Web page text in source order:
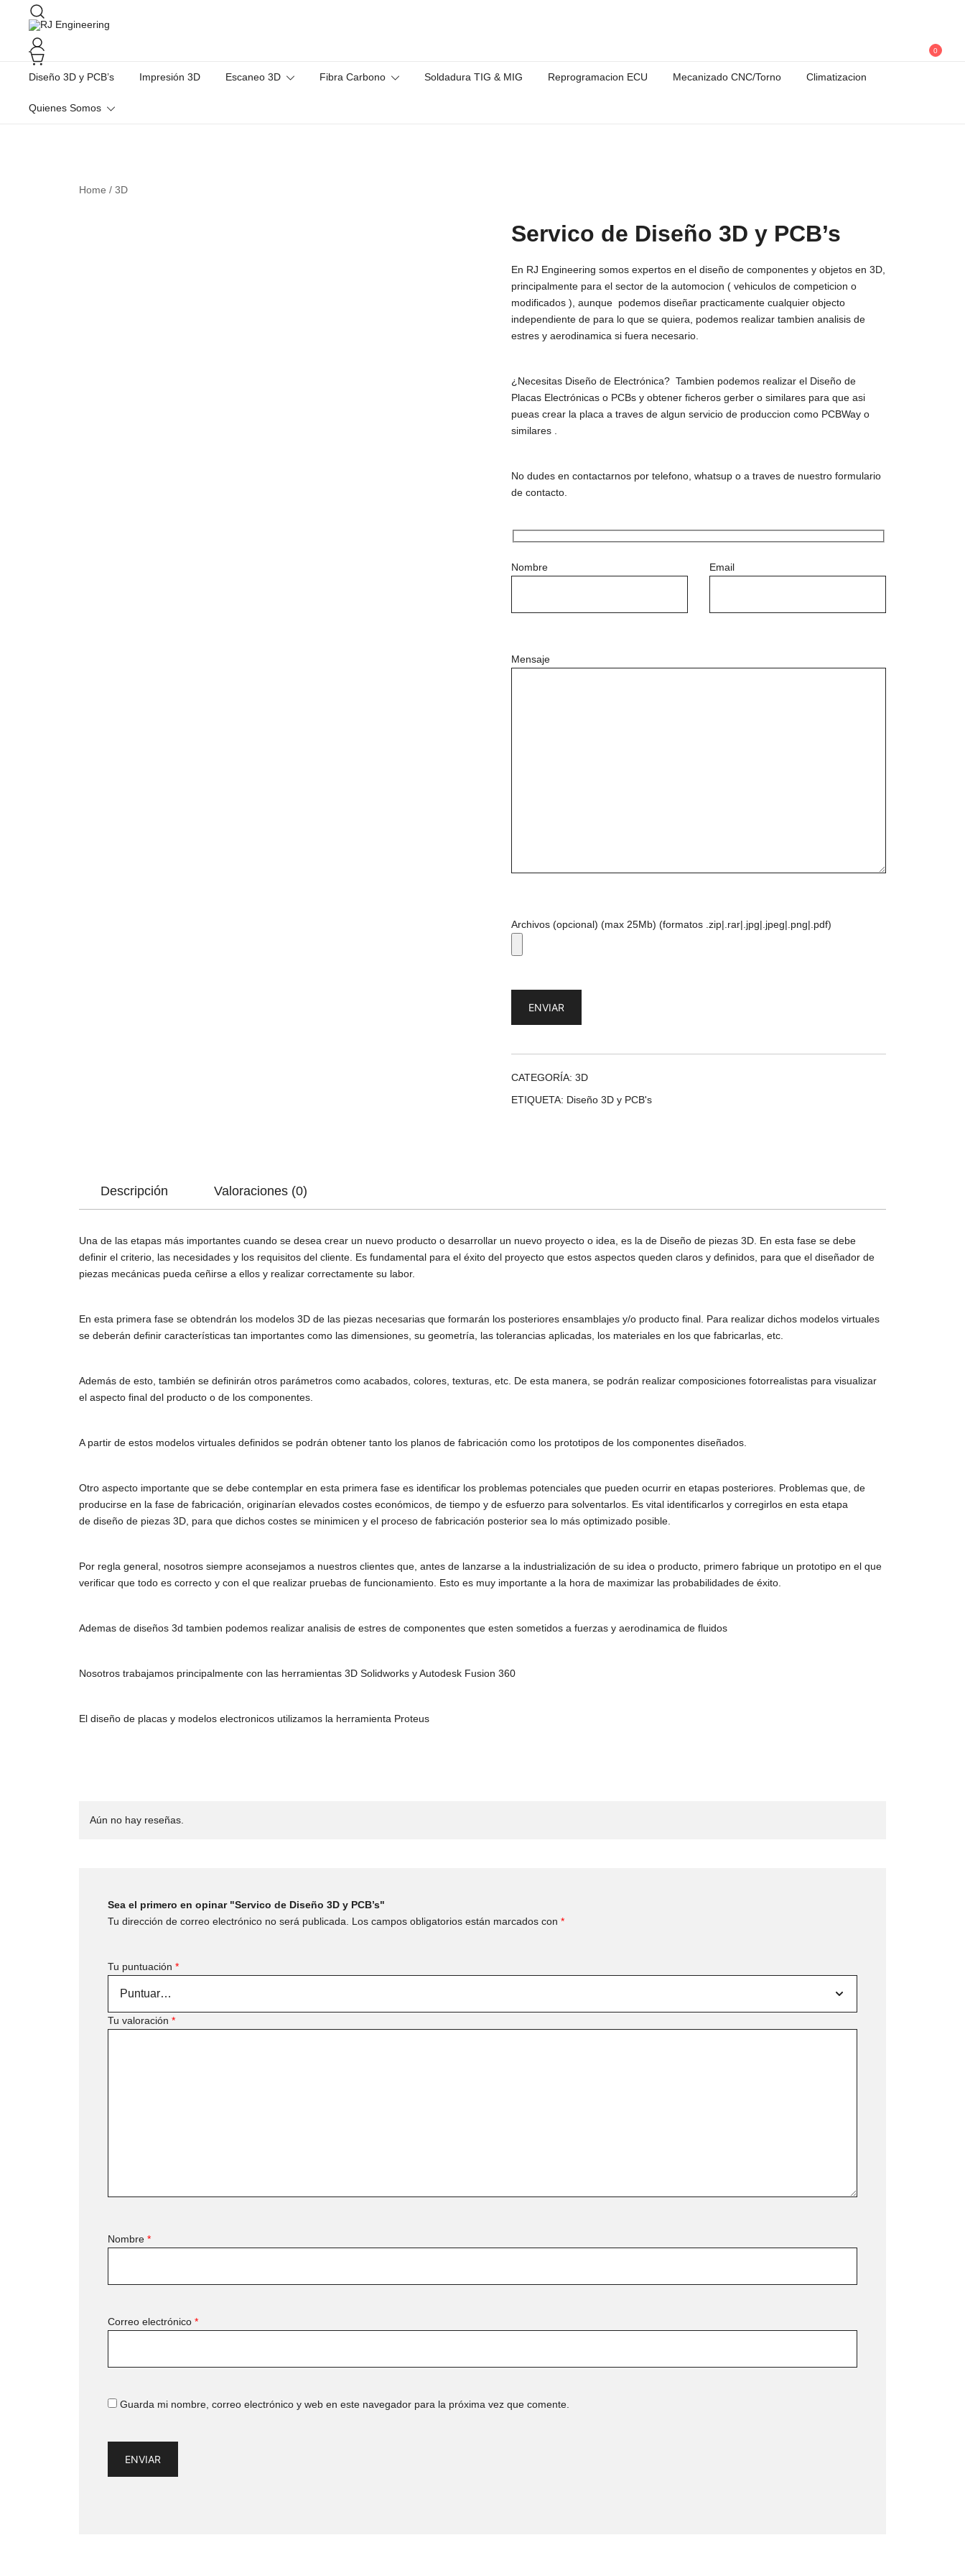
contenido
RJ Engineering
3D Print and Scan, CNC/Lathe Machining, TIG Welding, Metal Casting
0
Diseño 3D y PCB’s Impresión 3D Escaneo 3D Fibra Carbono Soldadura TIG & MIG Reprogramacion ECU Mecanizado CNC/Torno Climatizacion
Quienes Somos
Home / 3D
Servico de Diseño 3D y PCB’s
En RJ Engineering somos expertos en el diseño de componentes y objetos en 3D,
principalmente para el sector de la automocion ( vehiculos de competicion o
modificados ), aunque podemos diseñar practicamente cualquier objecto
independiente de para lo que se quiera, podemos realizar tambien analisis de
estres y aerodinamica si fuera necesario.
¿Necesitas Diseño de Electrónica? Tambien podemos realizar el Diseño de
Placas Electrónicas o PCBs y obtener ficheros gerber o similares para que asi
pueas crear la placa a traves de algun servicio de produccion como PCBWay o
similares .
No dudes en contactarnos por telefono, whatsup o a traves de nuestro formulario
de contacto.
Nombre Email
Mensaje
Archivos (opcional) (max 25Mb) (formatos .zip|.rar|.jpg|.jpeg|.png|.pdf)
CATEGORÍA: 3D
ETIQUETA: Diseño 3D y PCB's
Descripción Valoraciones (0)
Una de las etapas más importantes cuando se desea crear un nuevo producto o desarrollar un nuevo proyecto o idea, es la de Diseño de piezas 3D. En esta fase se debe
definir el criterio, las necesidades y los requisitos del cliente. Es fundamental para el éxito del proyecto que estos aspectos queden claros y definidos, para que el diseñador de
piezas mecánicas pueda ceñirse a ellos y realizar correctamente su labor.
En esta primera fase se obtendrán los modelos 3D de las piezas necesarias que formarán los posteriores ensamblajes y/o producto final. Para realizar dichos modelos virtuales
se deberán definir características tan importantes como las dimensiones, su geometría, las tolerancias aplicadas, los materiales en los que fabricarlas, etc.
Además de esto, también se definirán otros parámetros como acabados, colores, texturas, etc. De esta manera, se podrán realizar composiciones fotorrealistas para visualizar
el aspecto final del producto o de los componentes.
A partir de estos modelos virtuales definidos se podrán obtener tanto los planos de fabricación como los prototipos de los componentes diseñados.
Otro aspecto importante que se debe contemplar en esta primera fase es identificar los problemas potenciales que pueden ocurrir en etapas posteriores. Problemas que, de
producirse en la fase de fabricación, originarían elevados costes económicos, de tiempo y de esfuerzo para solventarlos. Es vital identificarlos y corregirlos en esta etapa
de diseño de piezas 3D, para que dichos costes se minimicen y el proceso de fabricación posterior sea lo más optimizado posible.
Por regla general, nosotros siempre aconsejamos a nuestros clientes que, antes de lanzarse a la industrialización de su idea o producto, primero fabrique un prototipo en el que
verificar que todo es correcto y con el que realizar pruebas de funcionamiento. Esto es muy importante a la hora de maximizar las probabilidades de éxito.
Ademas de diseños 3d tambien podemos realizar analisis de estres de componentes que esten sometidos a fuerzas y aerodinamica de fluidos
Nosotros trabajamos principalmente con las herramientas 3D Solidworks y Autodesk Fusion 360
El diseño de placas y modelos electronicos utilizamos la herramienta Proteus
Aún no hay reseñas.
Sea el primero en opinar "Servico de Diseño 3D y PCB’s"
Tu dirección de correo electrónico no será publicada.
Los campos obligatorios están marcados con *
Tu puntuación *
Tu valoración *
Nombre *
Correo electrónico *
Guarda mi nombre, correo electrónico y web en este navegador para la próxima vez que comente.